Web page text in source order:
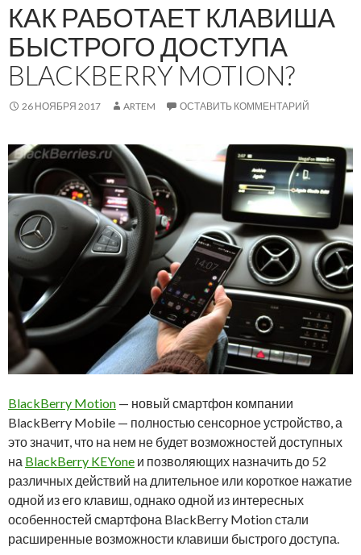
КАК РАБОТАЕТ КЛАВИША
БЫСТРОГО ДОСТУПА
BLACKBERRY MOTION?
26 НОЯБРЯ 2017 ARTEM ОСТАВИТЬ КОММЕНТАРИЙ
BlackBerry Motion — новый смартфон компании
BlackBerry Mobile — полностью сенсорное устройство, а
это значит, что на нем не будет возможностей доступных
на BlackBerry KEYone и позволяющих назначить до 52
различных действий на длительное или короткое нажатие
одной из его клавиш, однако одной из интересных
особенностей смартфона BlackBerry Motion стали
расширенные возможности клавиши быстрого доступа.